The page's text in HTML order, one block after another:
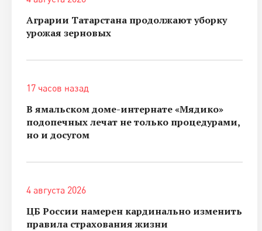
Аграрии Татарстана продолжают уборку
урожая зерновых
17 часов назад
В ямальском доме-интернате «Мядико»
подопечных лечат не только процедурами,
но и досугом
4 августа 2026
ЦБ России намерен кардинально изменить
правила страхования жизни